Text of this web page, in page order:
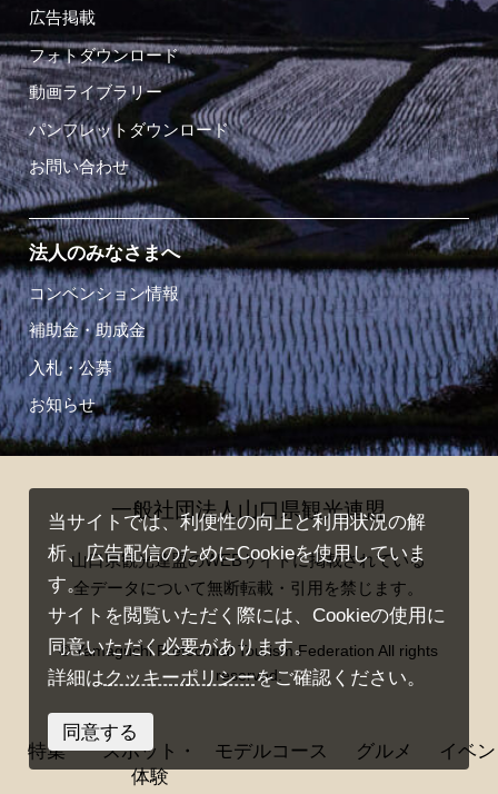
広告掲載
フォトダウンロード
動画ライブラリー
パンフレットダウンロード
お問い合わせ
法人のみなさまへ
コンベンション情報
補助金・助成金
入札・公募
お知らせ
一般社団法人山口県観光連盟
山口県観光連盟のWEBサイトに掲載されている
全データについて無断転載・引用を禁じます。
© Yamaguchi Prefectural Tourism Federation All rights
reserved.
特集
スポット・
体験
モデルコース グルメ イベ
当サイトでは、利便性の向上と利用状況の解
析、広告配信のためにCookieを使用していま
す。
サイトを閲覧いただく際には、Cookieの使用に
同意いただく必要があります。
詳細はクッキーポリシーをご確認ください。
同意する